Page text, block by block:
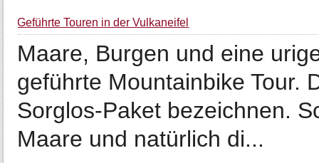
Geführte Touren in der Vulkaneifel
Maare, Burgen und eine
geführte Mountainbike Tour.
Sorglos-Paket bezeichnen.
Maare und natürlich di...